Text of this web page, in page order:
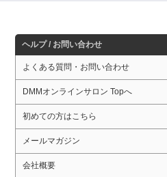
ヘルプ / お問い合わせ
よくある質問・お問い合わせ
DMMオンラインサロン Topへ
初めての方はこちら
メールマガジン
会社概要